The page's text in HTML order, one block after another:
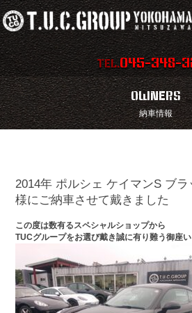
TEL.045-348-
在庫車両情報 店舗
保証内容 地図
スタッフ紹介 お問
保険 TUC
リクルート リンク
OWNERS
納車情報
2014年 ポルシェ ケイマンS ブ
様にご納車させて戴きました
この度は数有るスペシャルショップから
TUCグループをお選び戴き誠に有り難う御座